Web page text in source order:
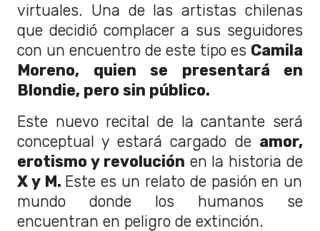
virtuales. Una de las artistas chilenas
que decidió complacer a sus seguidores
con un encuentro de este tipo es Camila
Moreno, quien se presentará en
Blondie, pero sin público.
Este nuevo recital de la cantante será
conceptual y estará cargado de amor,
erotismo y revolución en la historia de
X y M. Este es un relato de pasión en un
mundo donde los humanos se
encuentran en peligro de extinción.